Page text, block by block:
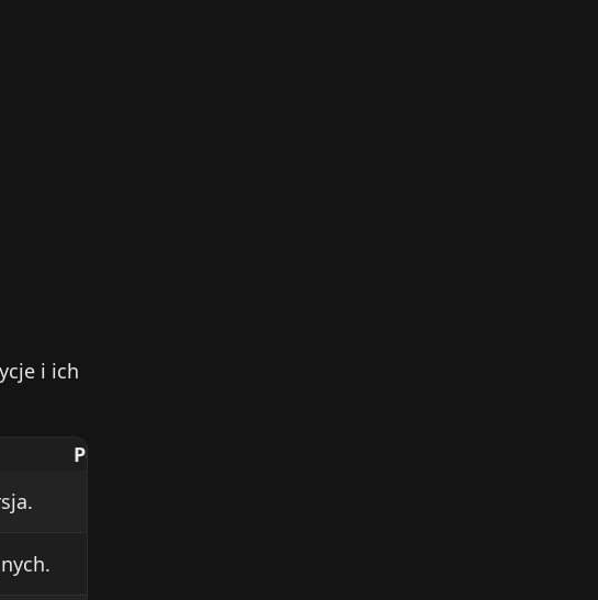
i ich
Popularność (pobrania)